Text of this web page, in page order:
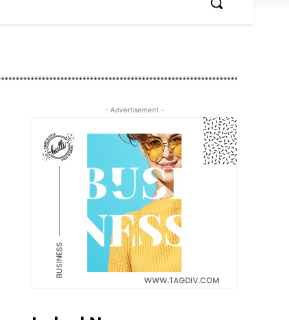
- Advertisement -